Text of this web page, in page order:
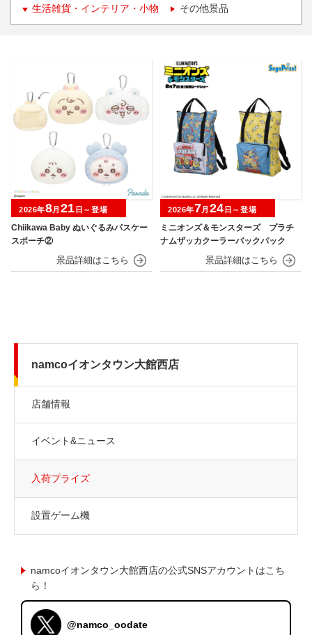
生活雑貨・インテリア・小物 その他景品
Chiikawa Baby ぬいぐるみパスケー
スポーチ②
2026年8月 21 日～登場
ミニオンズ＆モンスターズ プラチ
ナムザッカクーラーバックパック
2026年7月 24 日～登場
namcoイオンタウン大館西店
店舗情報
イベント&ニュース
入荷プライズ
設置ゲーム機
namcoイオンタウン大館西店の公式SNSアカウントはこち
ら！
@namco_oodate